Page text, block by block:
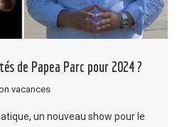
de Papea Parc pour 2024 ?
vacances
un nouveau show pour le